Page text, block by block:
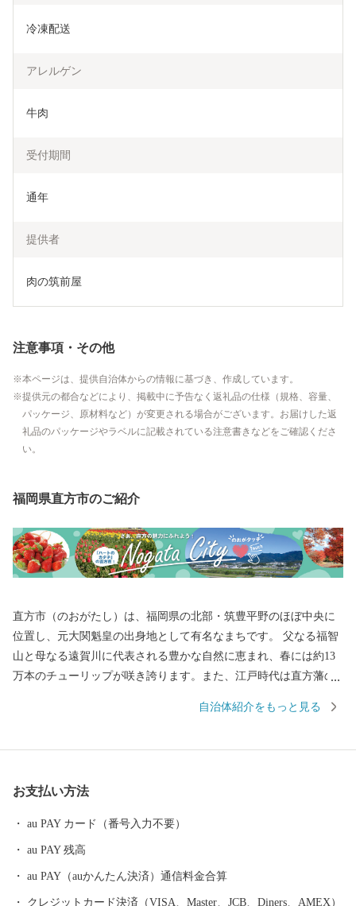
冷凍配送
アレルゲン
牛肉
受付期間
通年
提供者
肉の筑前屋
注意事項・その他
本ページは、提供自治体からの情報に基づき、作成しています。
提供元の都合などにより、掲載中に予告なく返礼品の仕様（規格、容量、
パッケージ、原材料など）が変更される場合がございます。お届けした返
礼品のパッケージやラベルに記載されている注意書きなどをご確認くださ
い。
福岡県直方市のご紹介
直方市（のおがたし）は、福岡県の北部・筑豊平野のほぼ中央に
位置し、元大関魁皇の出身地として有名なまちです。 父なる福智
山と母なる遠賀川に代表される豊かな自然に恵まれ、春には約13
万本のチューリップが咲き誇ります。また、江戸時代は直方藩の
として栄えるなど、深い歴史も息づいています。 自然と歴史が織
ません。何卒、ご理解のほどお願い申し上げます。
自治体紹介をもっと見る
お支払い方法
au PAY カード（番号入力不要）
au PAY 残高
au PAY（auかんたん決済）通信料金合算
クレジットカード決済（VISA、Master、JCB、Diners、AMEX）